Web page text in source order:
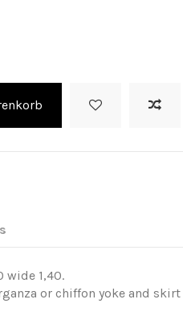
wide 1,40.
or chiffon yoke and